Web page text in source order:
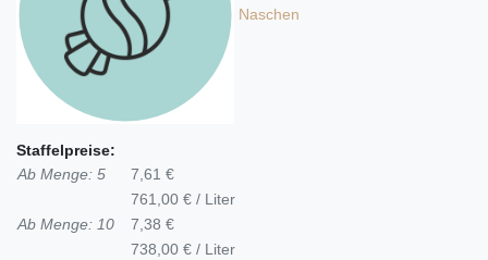
Naschen
Staffelpreise:
Ab Menge: 5
7,61 €
761,00 € / Liter
Ab Menge: 10
7,38 €
738,00 € / Liter